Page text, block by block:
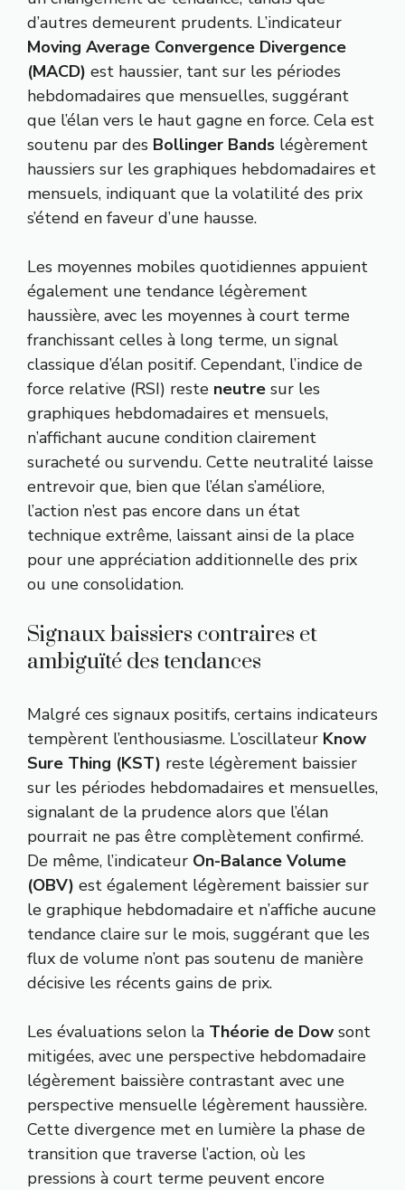
d’autres demeurent prudents. L’indicateur
Moving Average Convergence Divergence
(MACD) est haussier, tant sur les périodes
hebdomadaires que mensuelles, suggérant
que l’élan vers le haut gagne en force. Cela est
soutenu par des Bollinger Bands légèrement
haussiers sur les graphiques hebdomadaires et
mensuels, indiquant que la volatilité des prix
s’étend en faveur d’une hausse.
Les moyennes mobiles quotidiennes appuient
également une tendance légèrement
haussière, avec les moyennes à court terme
franchissant celles à long terme, un signal
classique d’élan positif. Cependant, l’indice de
force relative (RSI) reste neutre sur les
graphiques hebdomadaires et mensuels,
n’affichant aucune condition clairement
suracheté ou survendu. Cette neutralité laisse
entrevoir que, bien que l’élan s’améliore,
l’action n’est pas encore dans un état
technique extrême, laissant ainsi de la place
pour une appréciation additionnelle des prix
ou une consolidation.
Signaux baissiers contraires et
ambiguïté des tendances
Malgré ces signaux positifs, certains indicateurs
tempèrent l’enthousiasme. L’oscillateur Know
Sure Thing (KST) reste légèrement baissier
sur les périodes hebdomadaires et mensuelles,
signalant de la prudence alors que l’élan
pourrait ne pas être complètement confirmé.
De même, l’indicateur On-Balance Volume
(OBV) est également légèrement baissier sur
le graphique hebdomadaire et n’affiche aucune
tendance claire sur le mois, suggérant que les
flux de volume n’ont pas soutenu de manière
décisive les récents gains de prix.
Les évaluations selon la Théorie de Dow sont
mitigées, avec une perspective hebdomadaire
légèrement baissière contrastant avec une
perspective mensuelle légèrement haussière.
Cette divergence met en lumière la phase de
transition que traverse l’action, où les
pressions à court terme peuvent encore